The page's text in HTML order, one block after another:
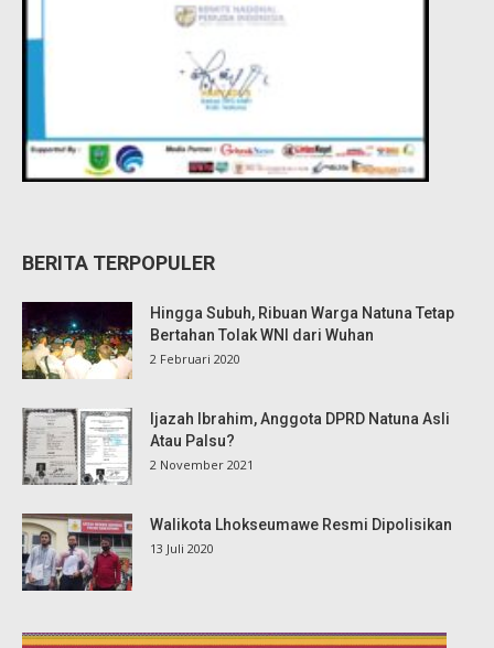
BERITA TERPOPULER
Hingga Subuh, Ribuan Warga Natuna Tetap
Bertahan Tolak WNI dari Wuhan
2 Februari 2020
Ijazah Ibrahim, Anggota DPRD Natuna Asli
Atau Palsu?
2 November 2021
Walikota Lhokseumawe Resmi Dipolisikan
13 Juli 2020